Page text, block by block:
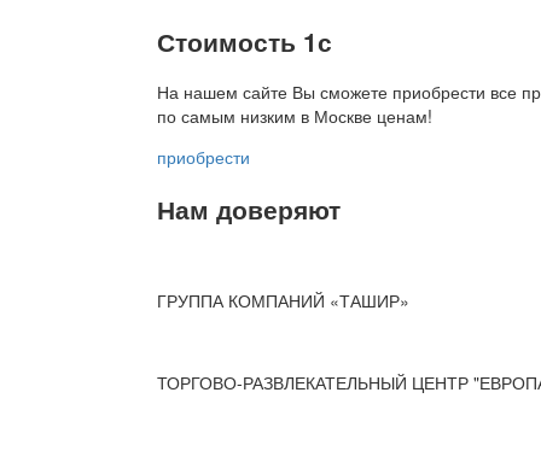
Стоимость 1с
На нашем сайте Вы сможете приобрести все
по самым низким в Москве ценам!
приобрести
Нам доверяют
ГРУППА КОМПАНИЙ «ТАШИР»
ТОРГОВО-РАЗВЛЕКАТЕЛЬНЫЙ ЦЕНТР